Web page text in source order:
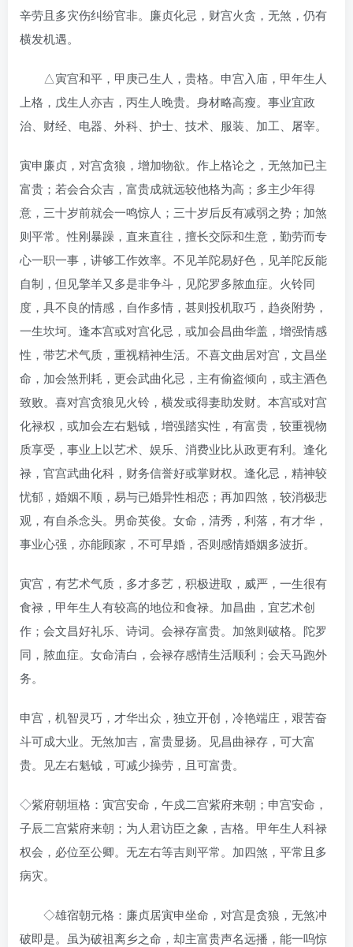
辛劳且多灾伤纠纷官非。廉贞化忌，财宫火贪，无煞，仍有
横发机遇。
△寅宫和平，甲庚己生人，贵格。申宫入庙，甲年生人
上格，戊生人亦吉，丙生人晚贵。身材略高瘦。事业宜政
治、财经、电器、外科、护士、技术、服装、加工、屠宰。
寅申廉贞，对宫贪狼，增加物欲。作上格论之，无煞加已主
富贵；若会合众吉，富贵成就远较他格为高；多主少年得
意，三十岁前就会一鸣惊人；三十岁后反有减弱之势；加煞
则平常。性刚暴躁，直来直往，擅长交际和生意，勤劳而专
心一职一事，讲够工作效率。不见羊陀易好色，见羊陀反能
自制，但见擎羊又多是非争斗，见陀罗多脓血症。火铃同
度，具不良的情感，自作多情，甚则投机取巧，趋炎附势，
一生坎坷。逢本宫或对宫化忌，或加会昌曲华盖，增强情感
性，带艺术气质，重视精神生活。不喜文曲居对宫，文昌坐
命，加会煞刑耗，更会武曲化忌，主有偷盗倾向，或主酒色
致败。喜对宫贪狼见火铃，横发或得妻助发财。本宫或对宫
化禄权，或加会左右魁钺，增强踏实性，有富贵，较重视物
质享受，事业上以艺术、娱乐、消费业比从政更有利。逢化
禄，官宫武曲化科，财务信誉好或掌财权。逢化忌，精神较
忧郁，婚姻不顺，易与已婚异性相恋；再加四煞，较消极悲
观，有自杀念头。男命英俊。女命，清秀，利落，有才华，
事业心强，亦能顾家，不可早婚，否则感情婚姻多波折。
寅宫，有艺术气质，多才多艺，积极进取，威严，一生很有
食禄，甲年生人有较高的地位和食禄。加昌曲，宜艺术创
作；会文昌好礼乐、诗词。会禄存富贵。加煞则破格。陀罗
同，脓血症。女命清白，会禄存感情生活顺利；会天马跑外
务。
申宫，机智灵巧，才华出众，独立开创，冷艳端庄，艰苦奋
斗可成大业。无煞加吉，富贵显扬。见昌曲禄存，可大富
贵。见左右魁钺，可减少操劳，且可富贵。
◇紫府朝垣格：寅宫安命，午戍二宫紫府来朝；申宫安命，
子辰二宫紫府来朝；为人君访臣之象，吉格。甲年生人科禄
权会，必位至公卿。无左右等吉则平常。加四煞，平常且多
病灾。
◇雄宿朝元格：廉贞居寅申坐命，对宫是贪狼，无煞冲
破即是。虽为破祖离乡之命，却主富贵声名远播，能一呜惊